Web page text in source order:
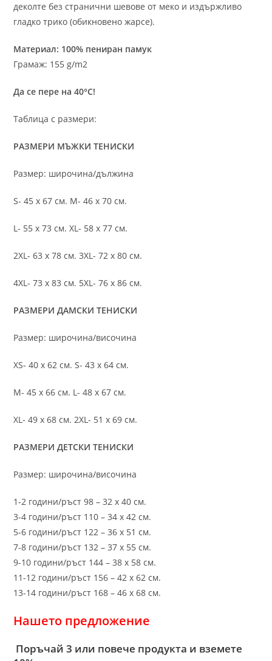
деколте без странични шевове от меко и издържливо
гладко трико (обикновено жарсе).
Материал: 100% пениран памук
Грамаж: 155 g/m2
Да се пере на 40°C!
Таблица с размери:
РАЗМЕРИ МЪЖКИ ТЕНИСКИ
Размер: широчина/дължина
S- 45 х 67 см. M- 46 х 70 см.
L- 55 х 73 см. XL- 58 х 77 см.
2XL- 63 х 78 см. 3XL- 72 х 80 см.
4XL- 73 х 83 см. 5XL- 76 х 86 см.
РАЗМЕРИ ДАМСКИ ТЕНИСКИ
Размер: широчина/височина
XS- 40 х 62 см. S- 43 х 64 см.
M- 45 х 66 см. L- 48 х 67 см.
XL- 49 х 68 см. 2XL- 51 х 69 см.
РАЗМЕРИ ДЕТСКИ ТЕНИСКИ
Размер: широчина/височина
1-2 години/ръст 98 – 32 х 40 см.
3-4 години/ръст 110 – 34 х 42 см.
5-6 години/ръст 122 – 36 х 51 см.
7-8 години/ръст 132 – 37 х 55 см.
9-10 години/ръст 144 – 38 х 58 см.
11-12 години/ръст 156 – 42 x 62 см.
13-14 години/ръст 168 – 46 х 68 см.
Нашето предложение
Поръчай 3 или повече продукта и вземете